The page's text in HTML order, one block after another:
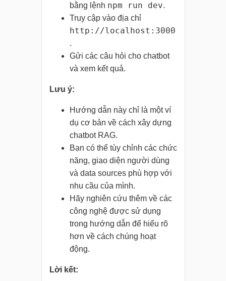
bằng lệnh npm run dev.
Truy cập vào địa chỉ
http://localhost:3000
.
Gửi các câu hỏi cho chatbot
và xem kết quả.
Lưu ý:
Hướng dẫn này chỉ là một ví
dụ cơ bản về cách xây dựng
chatbot RAG.
Bạn có thể tùy chỉnh các chức
năng, giao diện người dùng
và data sources phù hợp với
nhu cầu của mình.
Hãy nghiên cứu thêm về các
công nghệ được sử dụng
trong hướng dẫn để hiểu rõ
hơn về cách chúng hoạt
động.
Lời kết: